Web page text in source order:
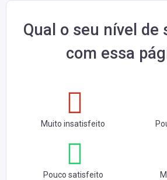
Qual o seu nível de
com essa
Muito insatisfeito
Pouco satisfeito